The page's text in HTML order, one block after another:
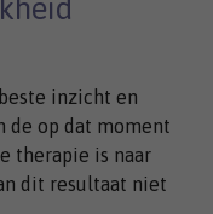
inzicht en
de op dat moment
therapie is naar
dit resultaat niet